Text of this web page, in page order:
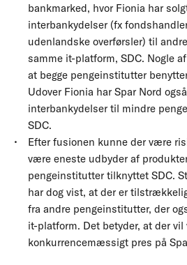
bankmarked, hvor Fionia har
interbankydelser (fx
udenlandske overførsler) til
samme it-platform, SDC. Nogle
at begge pengeinstitutter
Udover Fionia har Spar Nord
interbankydelser til mindre
SDC.
Efter fusionen kunne der være
være eneste udbyder af
pengeinstitutter tilknyttet SDC.
har dog vist, at der er
fra andre pengeinstitutter, der
it-platform. Det betyder, at der
konkurrencemæssigt pres på